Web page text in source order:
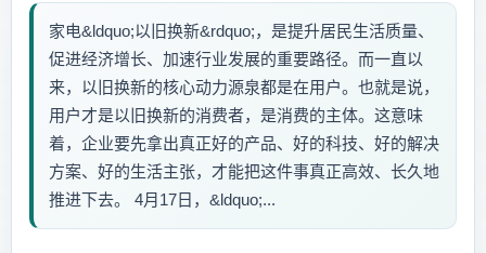
家电&ldquo;以旧换新&rdquo;，是提升居民生活质量、
促进经济增长、加速行业发展的重要路径。而一直以
来，以旧换新的核心动力源泉都是在用户。也就是说，
用户才是以旧换新的消费者，是消费的主体。这意味
着，企业要先拿出真正好的产品、好的科技、好的解决
方案、好的生活主张，才能把这件事真正高效、长久地
推进下去。 4月17日，&ldquo;...